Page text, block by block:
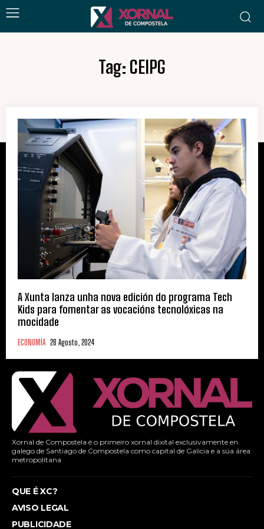
Tag: CEIPG
A Xunta lanza unha nova edición do programa Tech
Kids para fomentar as vocacións tecnolóxicas na
mocidade
ECONOMÍA 28 Agosto, 2024
Xornal de Compostela é o primeiro xornal dixital exclusivamente en
galego de Santiago de Compostela como capital de Galicia e a súa área
metropolitana
QUE É XC?
AVISO LEGAL
PUBLICIDADE